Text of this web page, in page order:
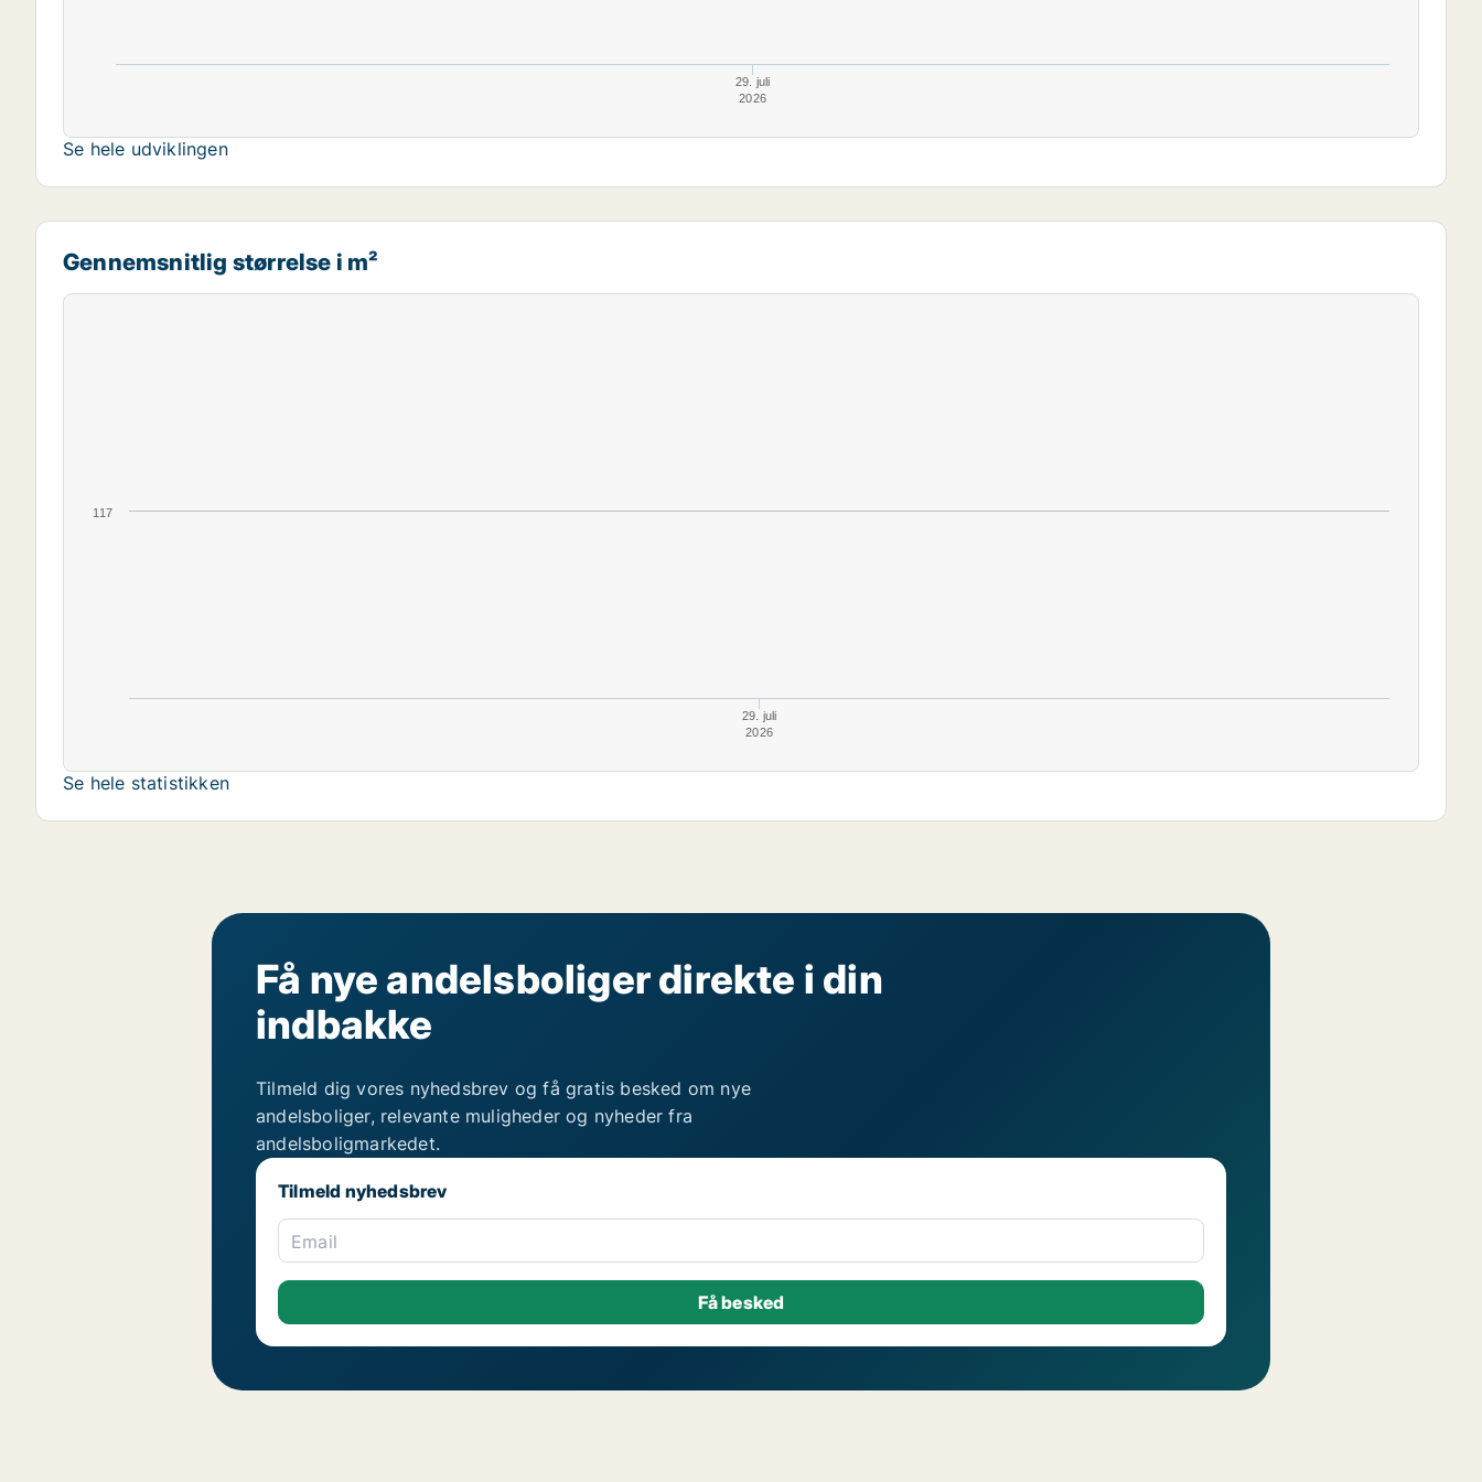
29. juli
2026
Se hele udviklingen
Gennemsnitlig størrelse i m²
29. juli
2026
117
Se hele statistikken
Få nye andelsboliger direkte i din
indbakke
Tilmeld dig vores nyhedsbrev og få gratis besked om nye
andelsboliger, relevante muligheder og nyheder fra
andelsboligmarkedet.
Tilmeld nyhedsbrev
Email